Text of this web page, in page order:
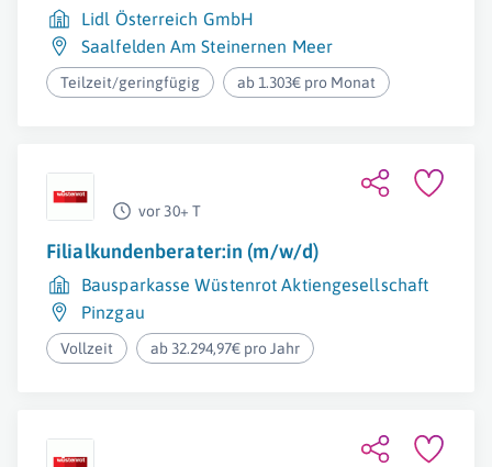
Lidl Österreich GmbH
Saalfelden Am Steinernen Meer
Teilzeit/geringfügig ab 1.303€ pro Monat
vor 30+ T
Filialkundenberater:in (m/w/d)
Bausparkasse Wüstenrot Aktiengesellschaft
Pinzgau
Vollzeit ab 32.294,97€ pro Jahr